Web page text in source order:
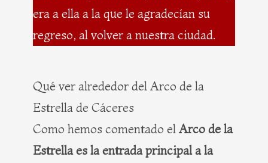
era a ella a la que le agradecían su
regreso, al volver a nuestra ciudad.
Qué ver alrededor del Arco de la
Estrella de Cáceres
Como hemos comentado el Arco de la
Estrella es la entrada principal a la